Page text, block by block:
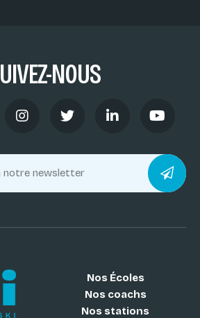
NOUS
Nos Écoles
Nos coachs
Nos stations